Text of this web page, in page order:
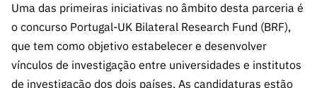
Balcão da Ciência
90 Segundos
de Ciência
Subscrever
Direct Mail
de
Contactos
Recrutam
ento,
de
Uma das primeiras iniciativas no âmbito desta parceria é
o concurso Portugal-UK Bilateral Research Fund (BRF),
que tem como objetivo estabelecer e desenvolver
vínculos de investigação entre universidades e institutos
de investigação dos dois países. As candidaturas estão